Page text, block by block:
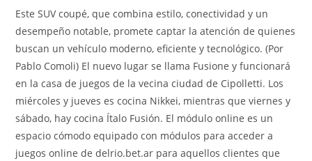
Este SUV coupé, que combina estilo, conectividad y un
desempeño notable, promete captar la atención de quienes
buscan un vehículo moderno, eficiente y tecnológico. (Por
Pablo Comoli) El nuevo lugar se llama Fusione y funcionará
en la casa de juegos de la vecina ciudad de Cipolletti. Los
miércoles y jueves es cocina Nikkei, mientras que viernes y
sábado, hay cocina Ítalo Fusión. El módulo online es un
espacio cómodo equipado con módulos para acceder a
juegos online de delrio.bet.ar para aquellos clientes que